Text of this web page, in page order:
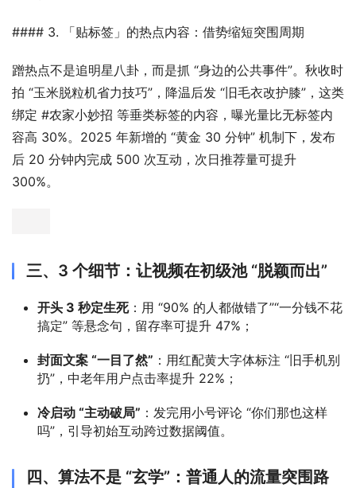
#### 3. 「贴标签」的热点内容：借势缩短突围周期
蹭热点不是追明星八卦，而是抓 “身边的公共事件”。秋收时
拍 “玉米脱粒机省力技巧”，降温后发 “旧毛衣改护膝”，这类
绑定 #农家小妙招 等垂类标签的内容，曝光量比无标签内
容高 30%。2025 年新增的 “黄金 30 分钟” 机制下，发布
后 20 分钟内完成 500 次互动，次日推荐量可提升
300%。
三、3 个细节：让视频在初级池 “脱颖而出”
开头 3 秒定生死：用 “90% 的人都做错了”“一分钱不花
搞定” 等悬念句，留存率可提升 47%；
封面文案 “一目了然” ：用红配黄大字体标注 “旧手机别
扔”，中老年用户点击率提升 22%；
冷启动 “主动破局” ：发完用小号评论 “你们那也这样
吗”，引导初始互动跨过数据阈值。
四、算法不是 “玄学”：普通人的流量突围路